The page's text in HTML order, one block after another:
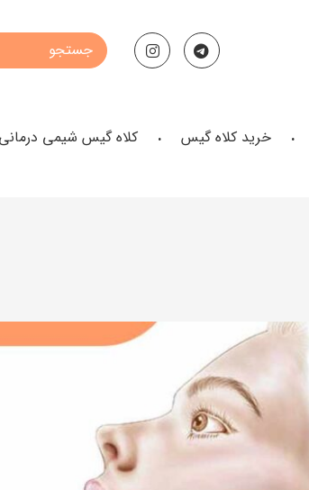
خرید کلاه گیس کلاه گیس شیمی درمانی